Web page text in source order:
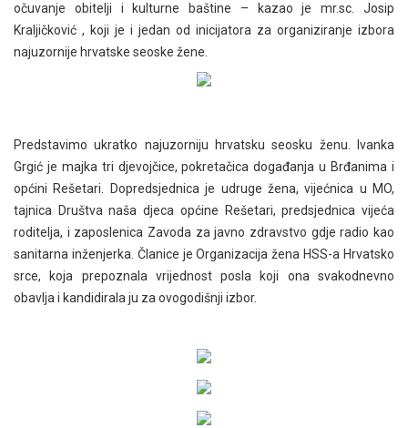
očuvanje obitelji i kulturne baštine – kazao je mr.sc. Josip
Kraljičković , koji je i jedan od inicijatora za organiziranje izbora
najuzornije hrvatske seoske žene.
Predstavimo ukratko najuzorniju hrvatsku seosku ženu. Ivanka
Grgić je majka tri djevojčice, pokretačica događanja u Brđanima i
općini Rešetari. Dopredsjednica je udruge žena, vijećnica u MO,
tajnica Društva naša djeca općine Rešetari, predsjednica vijeća
roditelja, i zaposlenica Zavoda za javno zdravstvo gdje radio kao
sanitarna inženjerka. Članice je Organizacija žena HSS-a Hrvatsko
srce, koja prepoznala vrijednost posla koji ona svakodnevno
obavlja i kandidirala ju za ovogodišnji izbor.